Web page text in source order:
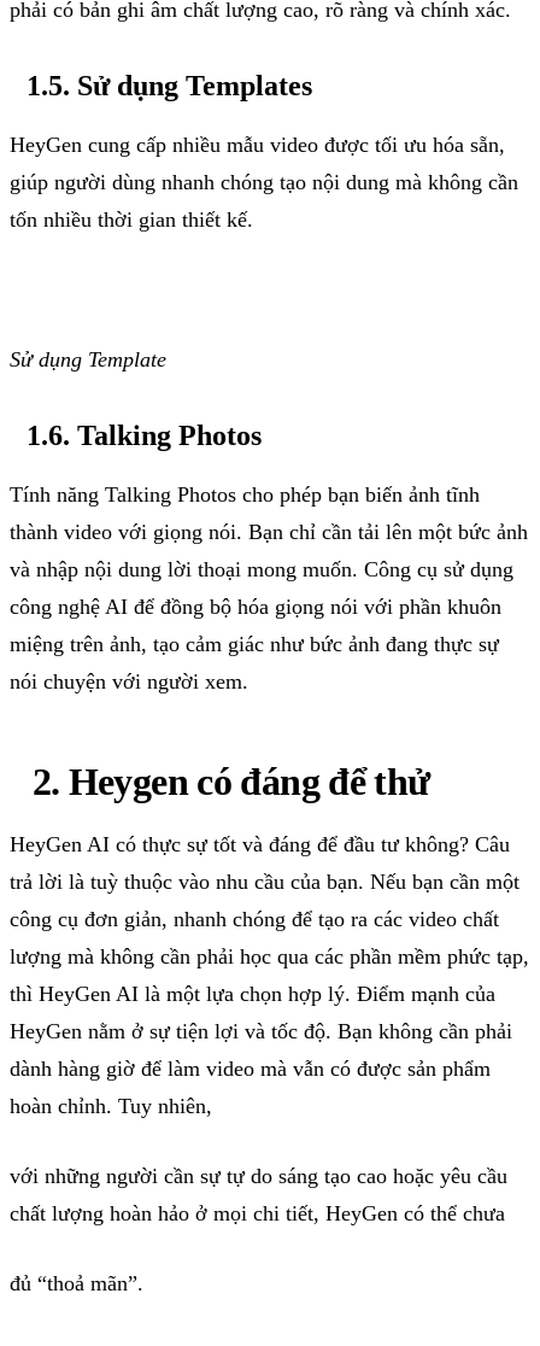
phải có bản ghi âm chất lượng cao, rõ ràng và chính xác.
1.5. Sử dụng Templates
HeyGen cung cấp nhiều mẫu video được tối ưu hóa sẵn,
giúp người dùng nhanh chóng tạo nội dung mà không cần
tốn nhiều thời gian thiết kế.
Sử dụng Template
1.6. Talking Photos
Tính năng Talking Photos cho phép bạn biến ảnh tĩnh
thành video với giọng nói. Bạn chỉ cần tải lên một bức ảnh
và nhập nội dung lời thoại mong muốn. Công cụ sử dụng
công nghệ AI để đồng bộ hóa giọng nói với phần khuôn
miệng trên ảnh, tạo cảm giác như bức ảnh đang thực sự
nói chuyện với người xem.
2. Heygen có đáng để thử
HeyGen AI có thực sự tốt và đáng để đầu tư không? Câu
trả lời là tuỳ thuộc vào nhu cầu của bạn. Nếu bạn cần một
công cụ đơn giản, nhanh chóng để tạo ra các video chất
lượng mà không cần phải học qua các phần mềm phức tạp,
thì HeyGen AI là một lựa chọn hợp lý. Điểm mạnh của
HeyGen nằm ở sự tiện lợi và tốc độ. Bạn không cần phải
dành hàng giờ để làm video mà vẫn có được sản phẩm
hoàn chỉnh. Tuy nhiên,
với những người cần sự tự do sáng tạo cao hoặc yêu cầu
chất lượng hoàn hảo ở mọi chi tiết, HeyGen có thể chưa
đủ “thoả mãn”.